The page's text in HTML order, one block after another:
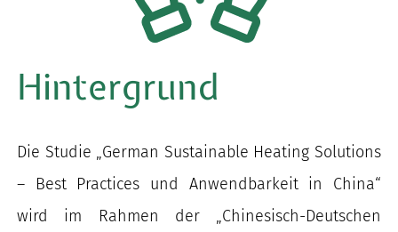
Hintergrund
Die Studie „German Sustainable Heating Solutions
– Best Practices und Anwendbarkeit in China“
wird im Rahmen der „Chinesisch-Deutschen